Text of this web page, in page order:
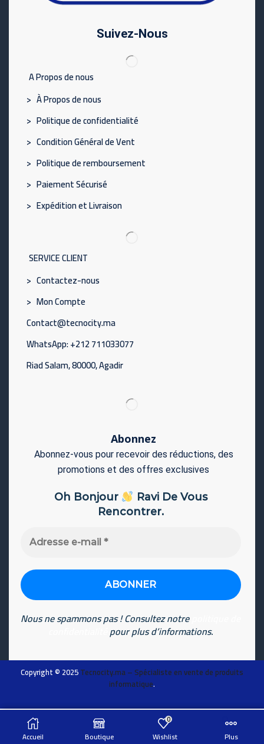
Suivez-Nous
A Propos de nous
> À Propos de nous
> Politique de confidentialité
> Condition Général de Vent
> Politique de remboursement
> Paiement Sécurisé
> Expédition et Livraison
SERVICE CLIENT
> Contactez-nous
> Mon Compte
Contact@tecnocity.ma
WhatsApp: +212 711033077
Riad Salam, 80000, Agadir
Abonnez
Abonnez-vous pour recevoir des réductions, des
promotions et des offres exclusives
Oh Bonjour
Ravi De Vous
Rencontrer.
Nous ne spammons pas ! Consultez notre
pour plus d’informations.
Copyright © 2025Tecnocity.ma– Spécialiste en vente de produits
informatique.
ADD TO CART
Accueil Boutique
0
Wishlist Plus
Chat sur WhatsApp